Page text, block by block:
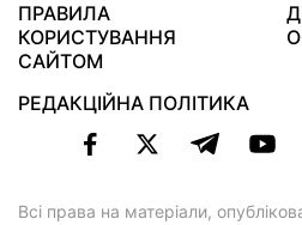
ПРАВИЛА
КОРИСТУВАННЯ
САЙТОМ
РЕДАКЦІЙНА ПОЛІТИКА
Всі права на матеріали,